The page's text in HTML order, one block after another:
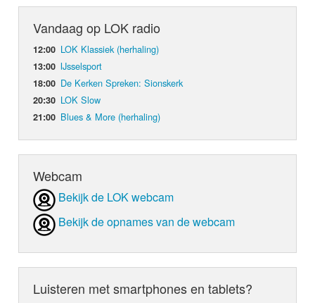
Vandaag op LOK radio
12:00 LOK Klassiek (herhaling)
13:00 IJsselsport
18:00 De Kerken Spreken: Sionskerk
20:30 LOK Slow
21:00 Blues & More (herhaling)
Webcam
Bekijk de LOK webcam
Bekijk de opnames van de webcam
Luisteren met smartphones en tablets?